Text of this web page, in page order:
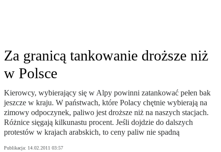
Za granicą tankowanie droższe niż
w Polsce
Kierowcy, wybierający się w Alpy powinni zatankować pełen bak
jeszcze w kraju. W państwach, które Polacy chętnie wybierają na
zimowy odpoczynek, paliwo jest droższe niż na naszych stacjach.
Różnice sięgają kilkunastu procent. Jeśli dojdzie do dalszych
protestów w krajach arabskich, to ceny paliw nie spadną
Publikacja: 14.02.2011 03:57